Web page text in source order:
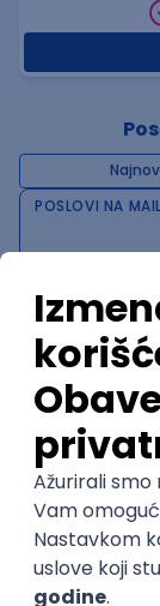
POSLOVI NA MAIL
Najnoviji
inboxu
Trenutno